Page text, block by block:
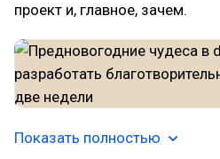
проект и, главное, зачем.
Показать полностью